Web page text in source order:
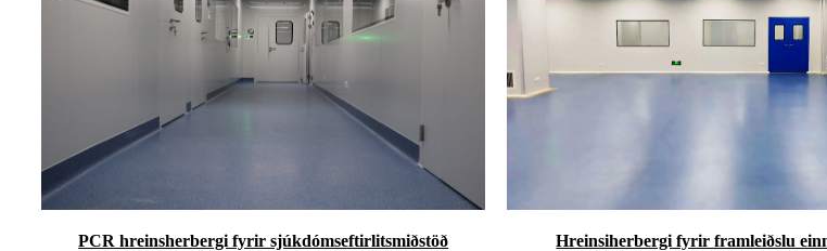
PCR hreinsherbergi fyrir sjúkdómseftirlitsmiðstöð Hreinsiherbergi fyrir framleiðslu